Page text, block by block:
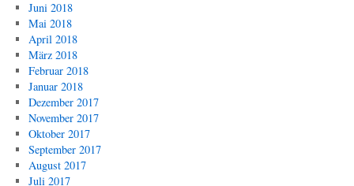
Juni 2018
Mai 2018
April 2018
März 2018
Februar 2018
Januar 2018
Dezember 2017
November 2017
Oktober 2017
September 2017
August 2017
Juli 2017